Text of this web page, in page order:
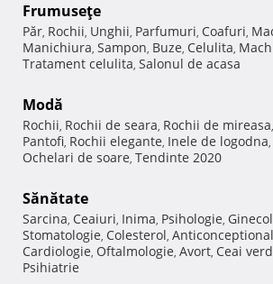
Frumuseţe
Păr, Rochii, Unghii, Parfumuri, Coafuri,
Manichiura, Sampon, Buze, Celulita,
Tratament celulita, Salonul de acasa
Modă
Rochii, Rochii de seara, Rochii de mireasa,
Pantofi, Rochii elegante, Inele de logodna,
Ochelari de soare, Tendinte 2020
Sănătate
Sarcina, Ceaiuri, Inima, Psihologie,
Stomatologie, Colesterol,
Cardiologie, Oftalmologie, Avort, Ceai
Psihiatrie